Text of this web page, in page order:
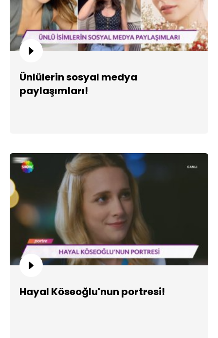
Ünlülerin sosyal medya
paylaşımları!
Hayal Köseoğlu'nun portresi!